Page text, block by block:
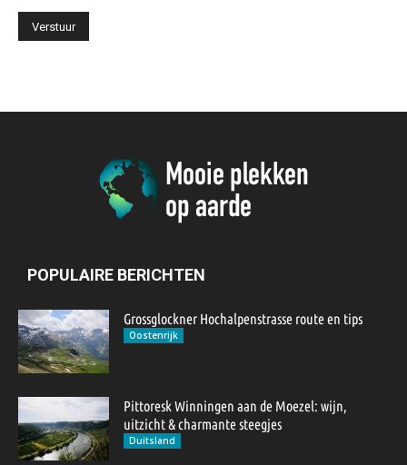
POPULAIRE BERICHTEN
Grossglockner Hochalpenstrasse route en tips
Oostenrijk
Pittoresk Winningen aan de Moezel: wijn,
uitzicht & charmante steegjes
Duitsland